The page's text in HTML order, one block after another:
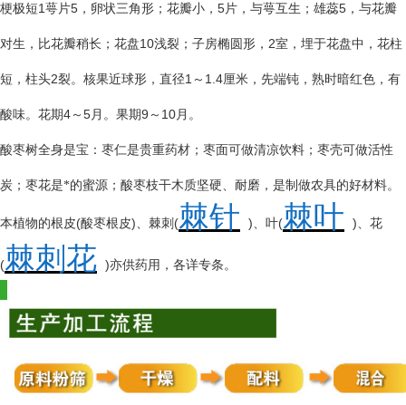
梗极短1 萼片5 ，卵状三角形；花瓣小， 5片，与萼互生；雄蕊5 ，与花瓣
对生，比花瓣稍长；花盘10浅裂；子房椭圆形， 2室，埋于花盘中，花柱
短，柱头2裂。核果近球形，直径1 ～ 1.4厘米，先端钝，熟时暗红色，有
酸味。花期4 ～ 5月。果期9 ～ 10月。
酸枣树全身是宝：枣仁是贵重药材；枣面可做清凉饮料；枣壳可做活性
炭；枣花是*的蜜源；酸枣枝干木质坚硬、耐磨，是制做农具的好材料。
本植物的根皮(酸枣根皮)、棘刺 (棘针 )、叶(棘叶 )、花
(棘刺花 )亦供药用，各详专条。